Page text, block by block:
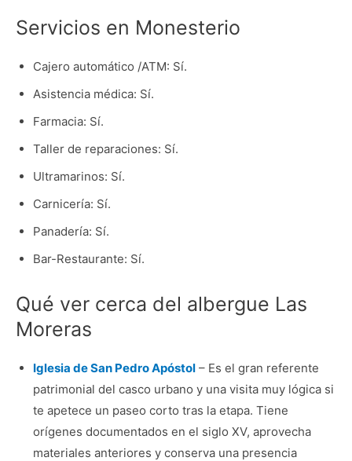
Servicios en Monesterio
Cajero automático /ATM: Sí.
Asistencia médica: Sí.
Farmacia: Sí.
Taller de reparaciones: Sí.
Ultramarinos: Sí.
Carnicería: Sí.
Panadería: Sí.
Bar-Restaurante: Sí.
Qué ver cerca del albergue Las
Moreras
Iglesia de San Pedro Apóstol– Es el gran referente
patrimonial del casco urbano y una visita muy lógica si
te apetece un paseo corto tras la etapa. Tiene
orígenes documentados en el siglo XV, aprovecha
materiales anteriores y conserva una presencia